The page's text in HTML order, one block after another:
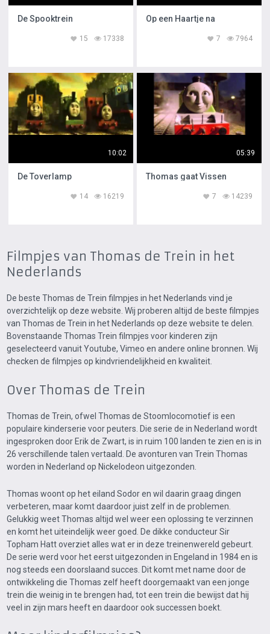
De Spooktrein
17338
15
Op een Haartje na
7964
7
10:02
De Toverlamp
16219
14
05:39
Thomas gaat Vissen
14239
7
Filmpjes van Thomas de Trein in het
Nederlands
De beste Thomas de Trein filmpjes in het Nederlands vind je
overzichtelijk op deze website. Wij proberen altijd de beste filmpjes
van Thomas de Trein in het Nederlands op deze website te delen.
Bovenstaande Thomas Trein filmpjes voor kinderen zijn
geselecteerd vanuit Youtube, Vimeo en andere online bronnen. Wij
checken de filmpjes op kindvriendelijkheid en kwaliteit.
Over Thomas de Trein
Thomas de Trein, ofwel Thomas de Stoomlocomotief is een
populaire kinderserie voor peuters. Die serie de in Nederland wordt
ingesproken door Erik de Zwart, is in ruim 100 landen te zien en is in
26 verschillende talen vertaald. De avonturen van Trein Thomas
worden in Nederland op Nickelodeon uitgezonden.
Thomas woont op het eiland Sodor en wil daarin graag dingen
verbeteren, maar komt daardoor juist zelf in de problemen.
Gelukkig weet Thomas altijd wel weer een oplossing te verzinnen
en komt het uiteindelijk weer goed. De dikke conducteur Sir
Topham Hatt overziet alles wat er in deze treinenwereld gebeurt.
De serie werd voor het eerst uitgezonden in Engeland in 1984 en is
nog steeds een doorslaand succes. Dit komt met name door de
ontwikkeling die Thomas zelf heeft doorgemaakt van een jonge
trein die weinig in te brengen had, tot een trein die bewijst dat hij
veel in zijn mars heeft en daardoor ook successen boekt.